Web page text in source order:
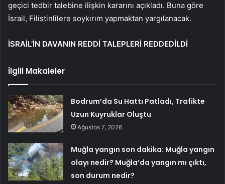
geçici tedbir talebine ilişkin kararını açıkladı. Buna göre
İsrail, Filistinlilere soykırım yapmaktan yargılanacak.
İSRAİL’İN DAVANIN REDDİ TALEPLERİ REDDEDİLDİ
İlgili Makaleler
Bodrum’da Su Hattı Patladı, Trafikte
Uzun Kuyruklar Oluştu
Ağustos 7, 2026
Muğla yangın son dakika: Muğla yangın
olayı nedir? Muğla’da yangın mı çıktı,
son durum nedir?